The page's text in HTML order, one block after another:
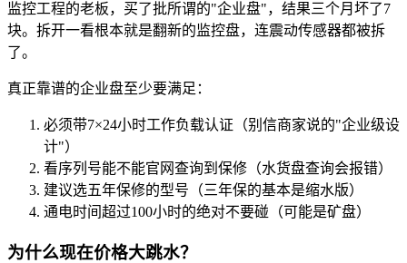
监控工程的老板，买了批所谓的"企业盘"，结果三个月坏了7
块。拆开一看根本就是翻新的监控盘，连震动传感器都被拆
了。
真正靠谱的企业盘至少要满足：
必须带7×24小时工作负载认证（别信商家说的"企业级设
计"）
看序列号能不能官网查询到保修（水货盘查询会报错）
建议选五年保修的型号（三年保的基本是缩水版）
通电时间超过100小时的绝对不要碰（可能是矿盘）
为什么现在价格大跳水？